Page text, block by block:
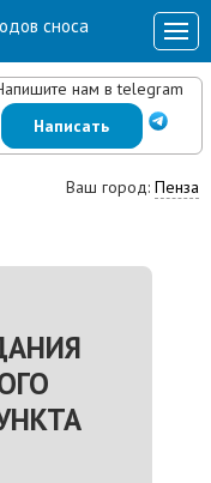
нам в telegram
Написать
Ваш город: Пенза
сноса